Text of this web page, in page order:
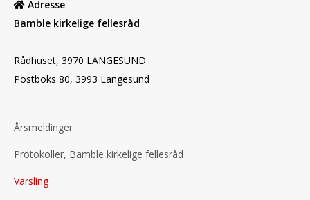
Adresse
Bamble kirkelige fellesråd
Rådhuset, 3970 LANGESUND
Postboks 80, 3993 Langesund
Årsmeldinger
Protokoller, Bamble kirkelige fellesråd
Varsling